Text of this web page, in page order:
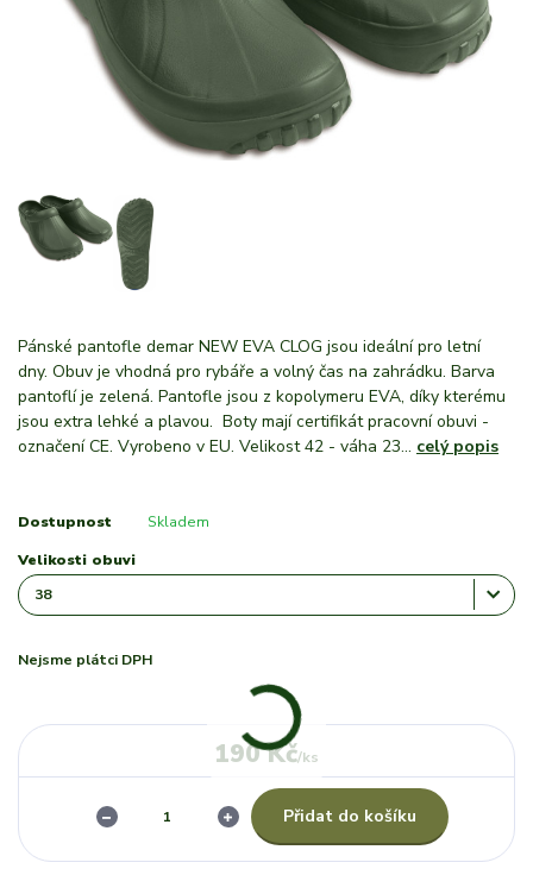
Pánské pantofle demar NEW EVA CLOG jsou ideální pro letní
dny. Obuv je vhodná pro rybáře a volný čas na zahrádku. Barva
pantoflí je zelená. Pantofle jsou z kopolymeru EVA, díky kterému
jsou extra lehké a plavou. Boty mají certifikát pracovní obuvi -
označení CE. Vyrobeno v EU. Velikost 42 - váha 23... celý popis
Dostupnost Skladem
Velikosti obuvi
Nejsme plátci DPH
190 Kč/ks
Přidat do košíku